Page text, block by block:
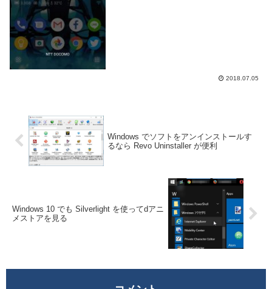
2018.07.05
Windows でソフトをアンインストールす
るなら Revo Uninstaller が便利
Windows 10 でも Silverlight を使ってdアニ
メストアを見る